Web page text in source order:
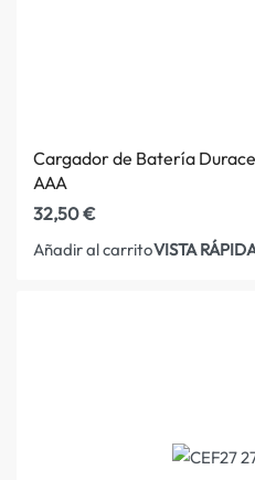
Cargador de Batería
AAA
32,50€
Añadir al carritoVISTA